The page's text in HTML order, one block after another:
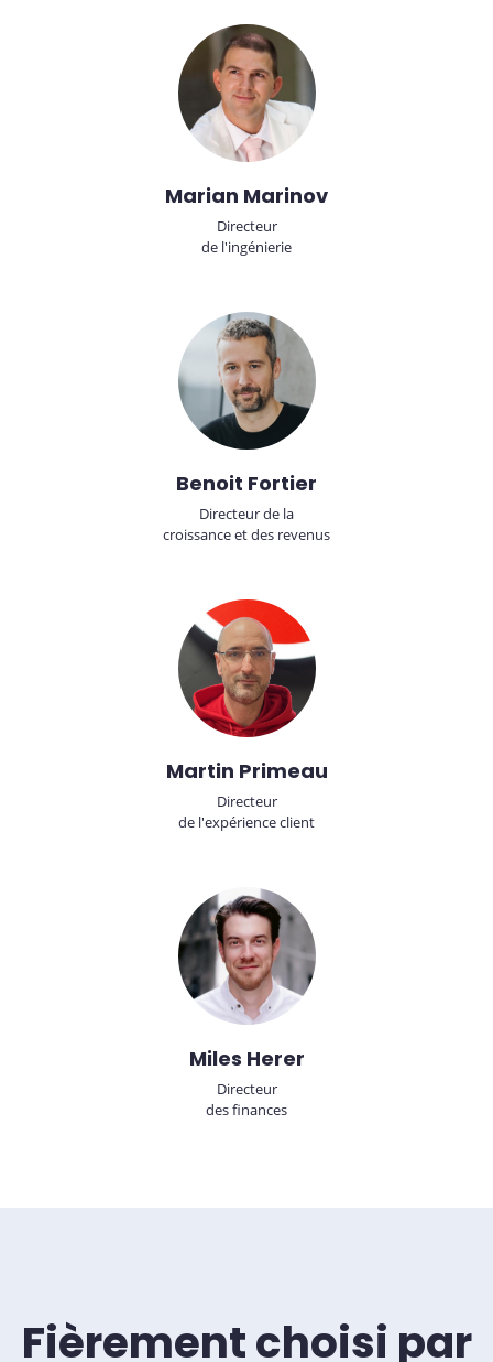
Marian Marinov
Directeur
de l'ingénierie
Benoit Fortier
Directeur de la
croissance et des revenus
Martin Primeau
Directeur
de l'expérience client
Miles Herer
Directeur
des finances
Fièrement choisi par